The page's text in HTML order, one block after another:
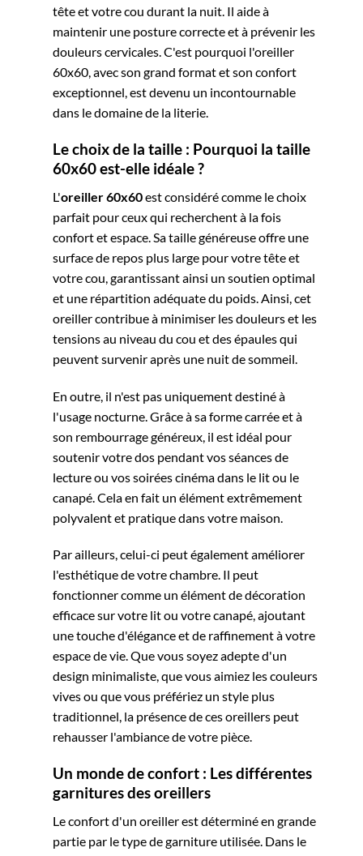
tête et votre cou durant la nuit. Il aide à
maintenir une posture correcte et à prévenir les
douleurs cervicales. C'est pourquoi l'oreiller
60x60, avec son grand format et son confort
exceptionnel, est devenu un incontournable
dans le domaine de la literie.
Le choix de la taille : Pourquoi la taille
60x60 est-elle idéale ?
L'oreiller 60x60est considéré comme le choix
parfait pour ceux qui recherchent à la fois
confort et espace. Sa taille généreuse offre une
surface de repos plus large pour votre tête et
votre cou, garantissant ainsi un soutien optimal
et une répartition adéquate du poids. Ainsi, cet
oreiller contribue à minimiser les douleurs et les
tensions au niveau du cou et des épaules qui
peuvent survenir après une nuit de sommeil.
En outre, il n'est pas uniquement destiné à
l'usage nocturne. Grâce à sa forme carrée et à
son rembourrage généreux, il est idéal pour
soutenir votre dos pendant vos séances de
lecture ou vos soirées cinéma dans le lit ou le
canapé. Cela en fait un élément extrêmement
polyvalent et pratique dans votre maison.
Par ailleurs, celui-ci peut également améliorer
l'esthétique de votre chambre. Il peut
fonctionner comme un élément de décoration
efficace sur votre lit ou votre canapé, ajoutant
une touche d'élégance et de raffinement à votre
espace de vie. Que vous soyez adepte d'un
design minimaliste, que vous aimiez les couleurs
vives ou que vous préfériez un style plus
traditionnel, la présence de ces oreillers peut
rehausser l'ambiance de votre pièce.
Un monde de confort : Les différentes
garnitures des oreillers
Le confort d'un oreiller est déterminé en grande
partie par le type de garniture utilisée. Dans le